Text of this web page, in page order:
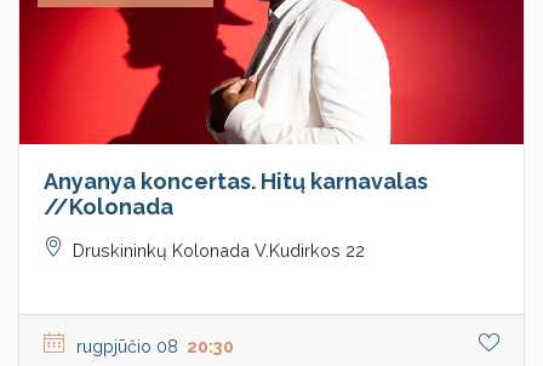
Anyanya koncertas. Hitų karnavalas
//Kolonada
Druskininkų Kolonada V.Kudirkos 22
rugpjūčio 08 20:30